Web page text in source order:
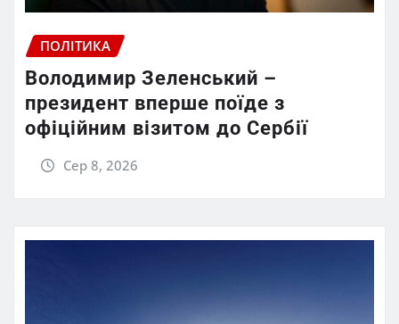
ПОЛІТИКА
Володимир Зеленський –
президент вперше поїде з
офіційним візитом до Сербії
Сер 8, 2026